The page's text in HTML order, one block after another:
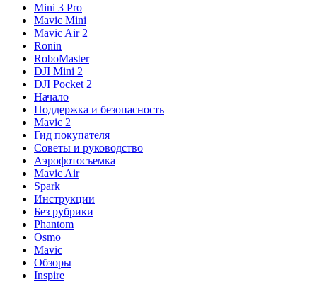
Mini 3 Pro
Mavic Mini
Mavic Air 2
Ronin
RoboMaster
DJI Mini 2
DJI Pocket 2
Начало
Поддержка и безопасность
Mavic 2
Гид покупателя
Советы и руководство
Аэрофотосъемка
Mavic Air
Spark
Инструкции
Без рубрики
Phantom
Osmo
Mavic
Обзоры
Inspire